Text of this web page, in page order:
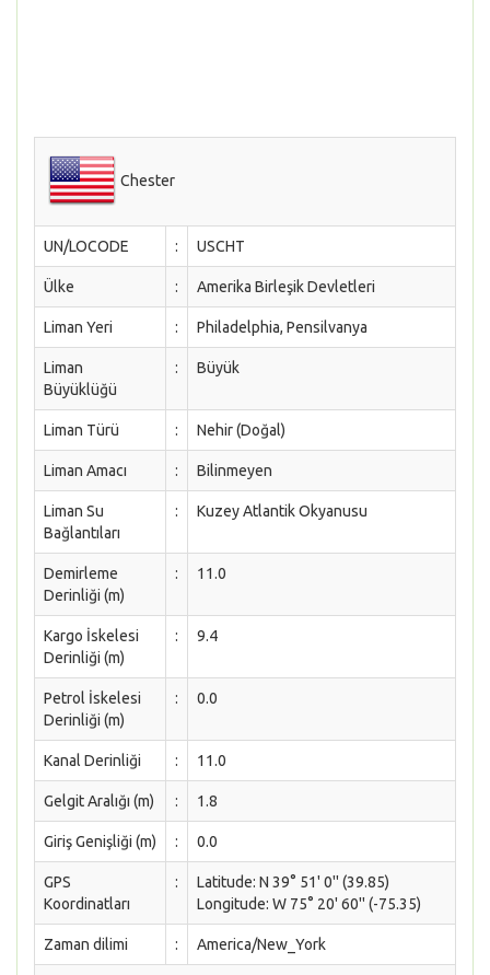
Chester
UN/LOCODE : USCHT
Ülke : Amerika Birleşik Devletleri
Liman Yeri : Philadelphia, Pensilvanya
Liman
Büyüklüğü
: Büyük
Liman Türü : Nehir (Doğal)
Liman Amacı : Bilinmeyen
Liman Su
Bağlantıları
: Kuzey Atlantik Okyanusu
Demirleme
Derinliği (m)
: 11.0
Kargo İskelesi
Derinliği (m)
: 9.4
Petrol İskelesi
Derinliği (m)
: 0.0
Kanal Derinliği : 11.0
Gelgit Aralığı (m) : 1.8
Giriş Genişliği (m) : 0.0
GPS
Koordinatları
:
Latitude: N 39° 51' 0'' (39.85)
Longitude: W 75° 20' 60'' (-75.35)
Zaman dilimi : America/New_York